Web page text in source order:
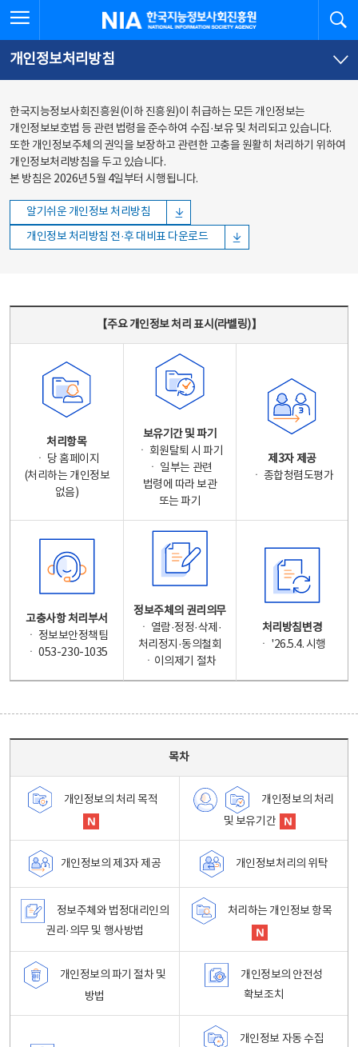
바로가기
바로가기
한국지능정보사회진흥원
개인정보처리방침
한국지능정보사회진흥원(이하 진흥원)이 취급하는 모든 개인정보는
개인정보보호법 등 관련 법령을 준수하여 수집·보유 및 처리되고 있습니다.
또한 개인정보주체의 권익을 보장하고 관련한 고충을 원활히 처리하기 위하여
개인정보처리방침을 두고 있습니다.
본 방침은 2026년 5월 4일부터 시행됩니다.
알기쉬운 개인정보 처리방침
개인정보 처리방침 전·후 대비표 다운로드
【주요 개인정보 처리 표시(라벨링)】
처리항목
ㆍ 당 홈페이지
(처리하는 개인정보
없음)
보유기간 및 파기
ㆍ 회원탈퇴 시 파기
ㆍ 일부는 관련
법령에 따라 보관
또는 파기
제3자 제공
ㆍ 종합청렴도평가
고충사항 처리부서
ㆍ 정보보안정책팀
ㆍ 053-230-1035
정보주체의 권리의무
ㆍ 열람·정정·삭제·
처리정지·동의철회
ㆍ이의제기 절차
처리방침변경
ㆍ '26.5.4. 시행
목차
개인정보의 처리 목적
개인정보의 처리
및 보유기간
개인정보의 제3자 제공 개인정보처리의 위탁
정보주체와 법정대리인의
권리·의무 및 행사방법
처리하는 개인정보 항목
개인정보의 파기 절차 및
방법
개인정보의 안전성
확보조치
개인정보 자동 수집